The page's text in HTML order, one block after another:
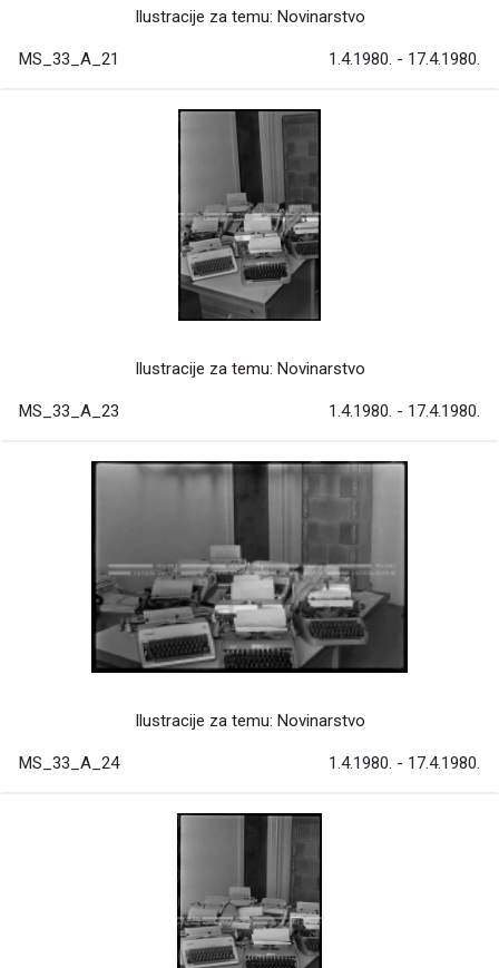
Ilustracije za temu: Novinarstvo
MS_33_A_21 1.4.1980. - 17.4.1980.
Ilustracije za temu: Novinarstvo
MS_33_A_23 1.4.1980. - 17.4.1980.
Ilustracije za temu: Novinarstvo
MS_33_A_24 1.4.1980. - 17.4.1980.